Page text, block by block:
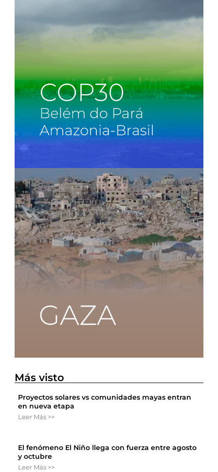
Más visto
Proyectos solares vs comunidades mayas entran
en nueva etapa
Leer Más >>
El fenómeno El Niño llega con fuerza entre agosto
y octubre
Leer Más >>